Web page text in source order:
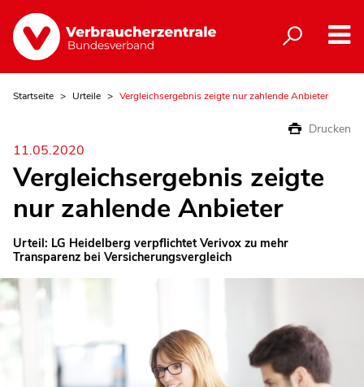
Startseite Urteile Vergleichsergebnis zeigte nur zahlende Anbieter
Drucken
11.05.2020
Vergleichsergebnis zeigte
nur zahlende Anbieter
Urteil: LG Heidelberg verpflichtet Verivox zu mehr
Transparenz bei Versicherungsvergleich